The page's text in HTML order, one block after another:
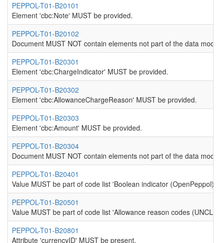
PEPPOL-T01-B20101
Element 'cbc:Note' MUST be provided.
PEPPOL-T01-B20102
Document MUST NOT contain elements not part of the data
PEPPOL-T01-B20301
Element 'cbc:ChargeIndicator' MUST be provided.
PEPPOL-T01-B20302
Element 'cbc:AllowanceChargeReason' MUST be provided.
PEPPOL-T01-B20303
Element 'cbc:Amount' MUST be provided.
PEPPOL-T01-B20304
Document MUST NOT contain elements not part of the data
PEPPOL-T01-B20401
Value MUST be part of code list 'Boolean indicator (OpenPeppol)'.
PEPPOL-T01-B20501
Value MUST be part of code list 'Allowance reason codes
PEPPOL-T01-B20801
Attribute 'currencyID' MUST be present.